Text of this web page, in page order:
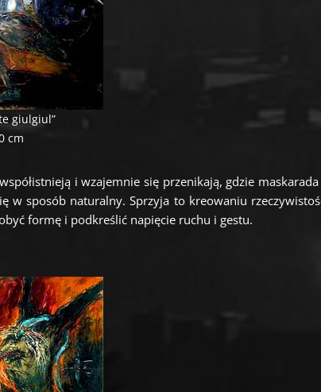
giulgiul”
cm
i wzajemnie się przenikają, gdzie maskarada
w sposób naturalny. Sprzyja to kreowaniu
formę i podkreślić napięcie ruchu i gestu.